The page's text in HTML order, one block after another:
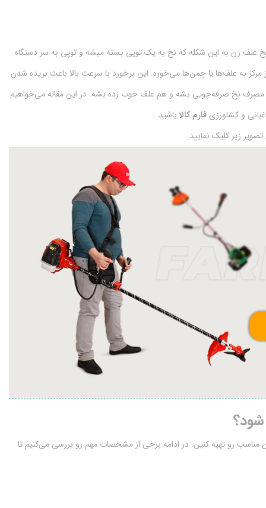
زن به این شکله که نخ به یک توپی بسته میشه و توپی به سر دستگاه
به علف‌ها یا چمن‌ها می‌خوره. این برخورد با سرعت بالا باعث بریده شدن
مصرف نخ صرفه‌جویی بشه و هم علف خوب زده بشه. در این مقاله می‌خواهیم
و کشاورزیفارم کالا باشید.
زیر کلیک نمایید.
رو تهیه کنین. در ادامه برخی از مشخصات مهم رو بررسی می‌کنیم تا